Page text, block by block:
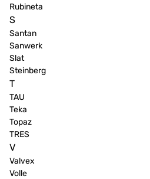
Rubineta
S
Santan
Sanwerk
Slat
Steinberg
T
TAU
Teka
Topaz
TRES
V
Valvex
Volle